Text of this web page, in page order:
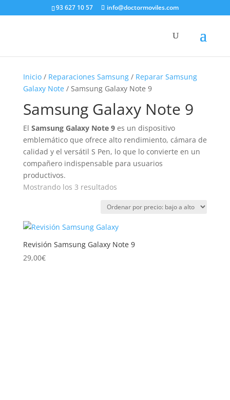
93 627 10 57 info@doctormoviles.com
Inicio/ Reparaciones Samsung/ Reparar Samsung
Galaxy Note/ Samsung Galaxy Note 9
Samsung Galaxy Note 9
El Samsung Galaxy Note 9es un dispositivo
emblemático que ofrece alto rendimiento, cámara de
calidad y el versátil S Pen, lo que lo convierte en un
compañero indispensable para usuarios
productivos.
Mostrando los 3 resultadosOrdenado
precio:
a
alto
Revisión Samsung Galaxy Note 9
29,00€